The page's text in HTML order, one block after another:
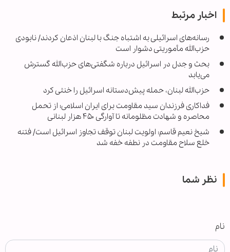
اخبار مرتبط
رسانه‌های اسرائیلی به اشتباه جنگ با لبنان اذعان کردند/ نابودی
حزب‌الله مأموریتی دشوار است
بحث و جدل در اسرائیل درباره شگفتی‌های حزب‌الله گسترش
می‌یابد
حزب‌الله لبنان، حمله پیش‌دستانه اسرائیل را خنثی کرد
فداکاری فرزندان سید مقاومت برای ایران اسلامی؛ از تحمل
محاصره و شهادت مظلومانه تا آوارگی ۴۵۰ هزار لبنانی
شیخ نعیم قاسم: اولویت لبنان توقف تجاوز اسرائیل است/ فتنه
خلع سلاح مقاومت در نطفه خفه شد
نظر شما
نام